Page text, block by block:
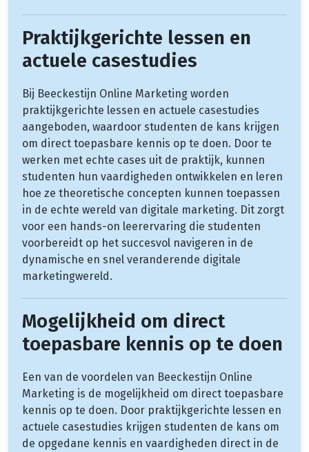
Praktijkgerichte lessen en
actuele casestudies
Bij Beeckestijn Online Marketing worden
praktijkgerichte lessen en actuele casestudies
aangeboden, waardoor studenten de kans krijgen
om direct toepasbare kennis op te doen. Door te
werken met echte cases uit de praktijk, kunnen
studenten hun vaardigheden ontwikkelen en leren
hoe ze theoretische concepten kunnen toepassen
in de echte wereld van digitale marketing. Dit zorgt
voor een hands-on leerervaring die studenten
voorbereidt op het succesvol navigeren in de
dynamische en snel veranderende digitale
marketingwereld.
Mogelijkheid om direct
toepasbare kennis op te doen
Een van de voordelen van Beeckestijn Online
Marketing is de mogelijkheid om direct toepasbare
kennis op te doen. Door praktijkgerichte lessen en
actuele casestudies krijgen studenten de kans om
de opgedane kennis en vaardigheden direct in de